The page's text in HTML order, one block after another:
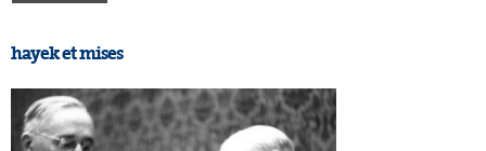
hayek et mises